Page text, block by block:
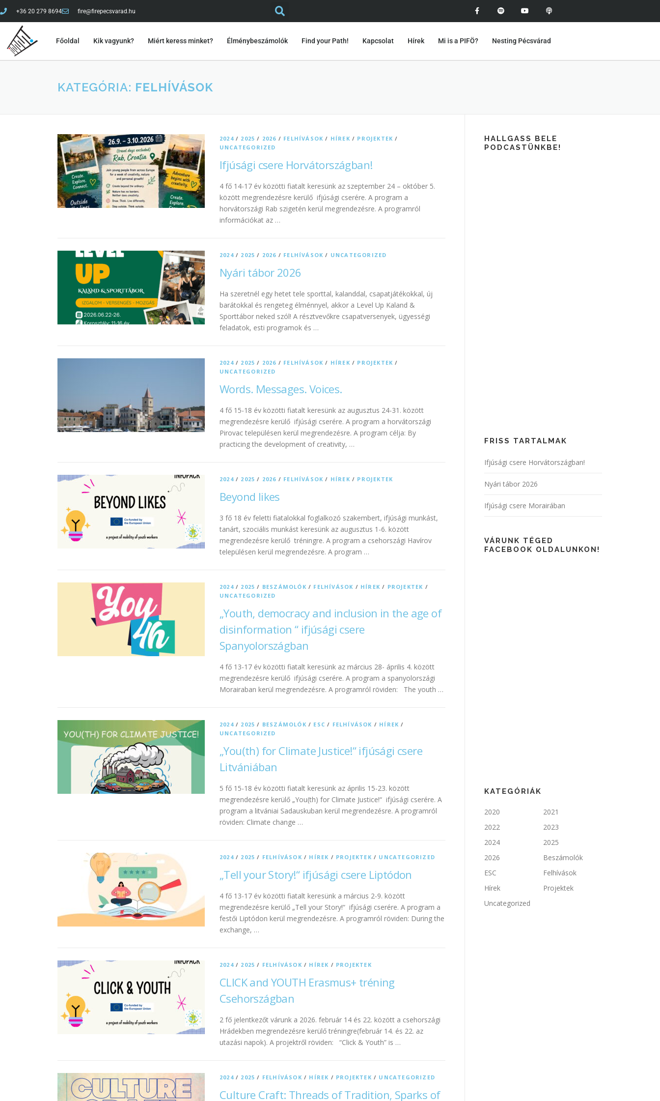
+36 20 279 8694 fire@firepecsvarad.hu
Főoldal Kik vagyunk? Miért keress minket? Élménybeszámolók Find your Path! Kapcsolat Hírek Mi is a PIFÖ? Nesting Pécsvárad
KATEGÓRIA: FELHÍVÁSOK
2024/ 2025 / 2026 / FELHÍVÁSOK / HÍREK / PROJEKTEK /
UNCATEGORIZED
Ifjúsági csere Horvátországban!
4 fő 14-17 év közötti fiatalt keresünk az szeptember 24 – október 5.
között megrendezésre kerülő ifjúsági cserére. A program a
horvátországi Rab szigetén kerül megrendezésre. A programról
információkat az …
2024/ 2025 / 2026 / FELHÍVÁSOK / UNCATEGORIZED
Nyári tábor 2026
Ha szeretnél egy hetet tele sporttal, kalanddal, csapatjátékokkal, új
barátokkal és rengeteg élménnyel, akkor a Level Up Kaland &
Sporttábor neked szól! A résztvevőkre csapatversenyek, ügyességi
feladatok, esti programok és …
2024/ 2025 / 2026 / FELHÍVÁSOK / HÍREK / PROJEKTEK /
UNCATEGORIZED
Words. Messages. Voices.
4 fő 15-18 év közötti fiatalt keresünk az augusztus 24-31. között
megrendezésre kerülő ifjúsági cserére. A program a horvátországi
Pirovac településen kerül megrendezésre. A program célja: By
practicing the development of creativity, …
2024/ 2025 / 2026 / FELHÍVÁSOK / HÍREK / PROJEKTEK
Beyond likes
3 fő 18 év feletti fiatalokkal foglalkozó szakembert, ifjúsági munkást,
tanárt, szociális munkást keresünk az augusztus 1-6. között
megrendezésre kerülő tréningre. A program a csehországi Havírov
településen kerül megrendezésre. A program …
2024/ 2025 / BESZÁMOLÓK / FELHÍVÁSOK / HÍREK / PROJEKTEK /
UNCATEGORIZED
„Youth, democracy and inclusion in the age of
disinformation “ ifjúsági csere
Spanyolországban
4 fő 13-17 év közötti fiatalt keresünk az március 28- április 4. között
megrendezésre kerülő ifjúsági cserére. A program a spanyolországi
Morairaban kerül megrendezésre. A programról röviden: The youth …
2024/ 2025 / BESZÁMOLÓK / ESC / FELHÍVÁSOK / HÍREK /
UNCATEGORIZED
„You(th) for Climate Justice!“ ifjúsági csere
Litvániában
5 fő 15-18 év közötti fiatalt keresünk az április 15-23. között
megrendezésre kerülő „You(th) for Climate Justice!“ ifjúsági cserére. A
program a litvániai Sadauskuban kerül megrendezésre. A programról
röviden: Climate change …
2024/ 2025 / FELHÍVÁSOK / HÍREK / PROJEKTEK / UNCATEGORIZED
„Tell your Story!“ ifjúsági csere Liptódon
4 fő 13-17 év közötti fiatalt keresünk a március 2-9. között
megrendezésre kerülő „Tell your Story!“ ifjúsági cserére. A program a
festői Liptódon kerül megrendezésre. A programról röviden: During the
exchange, …
2024/ 2025 / FELHÍVÁSOK / HÍREK / PROJEKTEK
CLICK and YOUTH Erasmus+ tréning
Csehországban
2 fő jelentkezőt várunk a 2026. február 14 és 22. között a csehországi
Hrádekben megrendezésre kerülő tréningre(február 14. és 22. az
utazási napok). A projektről röviden: “Click & Youth” is …
2024/ 2025 / FELHÍVÁSOK / HÍREK / PROJEKTEK / UNCATEGORIZED
Culture Craft: Threads of Tradition, Sparks of
HALLGASS BELE
PODCASTÜNKBE!
FRISS TARTALMAK
Ifjúsági csere Horvátországban!
Nyári tábor 2026
Ifjúsági csere Morairában
VÁRUNK TÉGED
FACEBOOK OLDALUNKON!
KATEGÓRIÁK
2020
2021
2022
2023
2024
2025
2026
Beszámolók
ESC
Felhívások
Hírek
Projektek
Uncategorized